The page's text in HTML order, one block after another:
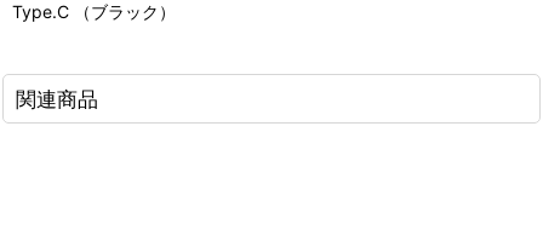
Type.C （ブラック）
関連商品